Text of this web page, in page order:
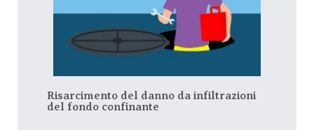
Risarcimento del danno da infiltrazioni
del fondo confinante